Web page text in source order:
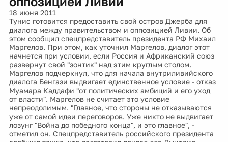
18 июня 2011
Тунис готовится предоставить свой остров Джерба для
диалога между правительством и оппозицией Ливии. Об
этом сообщил спецпредставитель президента РФ Михаил
Маргелов. При этом, как уточнил Маргелов, диалог этот
начнется при условии, если Россия и Африканский союз
развернут свой "зонтик" над этим круглым столом.
Маргелов подчеркнул, что для начала внутриливийского
диалога Бенгази выдвигает единственное условие - отказ
Муамара Каддафи "от политических амбиций и его уход
от власти". Маргелов не считает это условие
непреодолимым. "Главное, что стороны не отказываются
уже от самой идеи переговоров. Уже никто не выдвигает
лозунг "Война до победного конца", и это главное", -
отметил он. Спецпредставитель российского президента